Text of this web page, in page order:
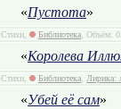
«Пустота»
Стихи, Библиотека, Объём:
«Королева
Стихи, Библиотека, Лирика:
«Убей её сам»